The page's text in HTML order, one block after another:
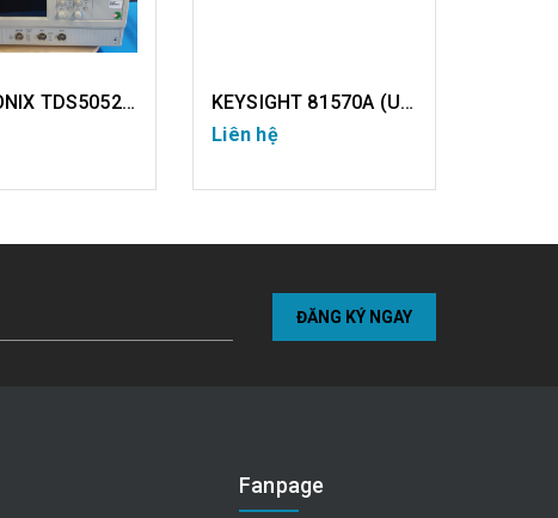
TEKTRONIX TDS5052 (USED)
KEYSIGHT 81570A (USED)
Liên hệ
ĐĂNG KÝ NGAY
Fanpage